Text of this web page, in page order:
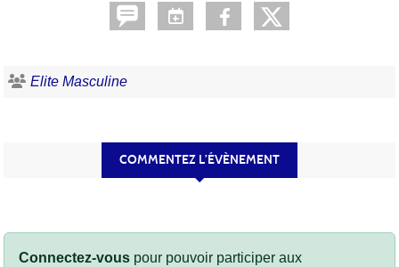
Elite Masculine
COMMENTEZ L’ÉVÈNEMENT
Connectez-vous pour pouvoir participer aux